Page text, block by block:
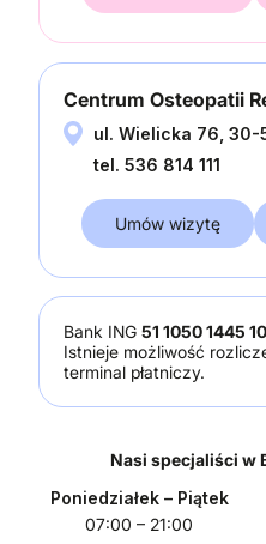
Centrum Osteopatii
ul. Wielicka 76, 30-
tel. 536 814 111
Umów wizytę
Bank ING 51 1050 1445
Istnieje możliwość
terminal płatniczy.
Nasi specjaliści w
Poniedziałek – Piątek
07:00 – 21:00